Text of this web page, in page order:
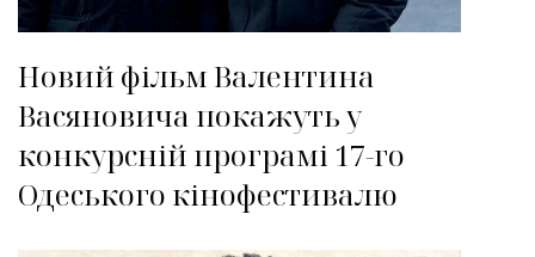
Новий фільм Валентина
Васяновича покажуть у
конкурсній програмі 17-го
Одеського кінофестивалю